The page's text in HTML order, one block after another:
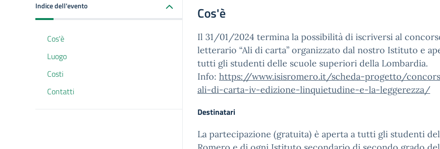
Indice dell'evento
Cos'è
Luogo
Costi
Contatti
Cos'è
Il 31/01/2024 termina la possibilità di iscriversi al
letterario “Ali di carta” organizzato dal nostro Istituto e
tutti gli studenti delle scuole superiori della Lombardia.
Info: https://www.isisromero.it/scheda-progetto/
ali-di-carta-iv-edizione-linquietudine-e-la-leggerezza/
Destinatari
La partecipazione (gratuita) è aperta a tutti gli studenti del